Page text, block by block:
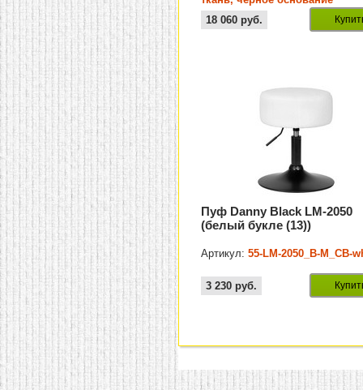
18 060 руб.
Пуф Danny Black LM-2050
(белый букле (13))
Артикул:55-LM-2050_B-M_CB-
3 230 руб.